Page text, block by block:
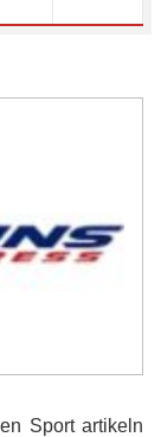
Sport artikeln